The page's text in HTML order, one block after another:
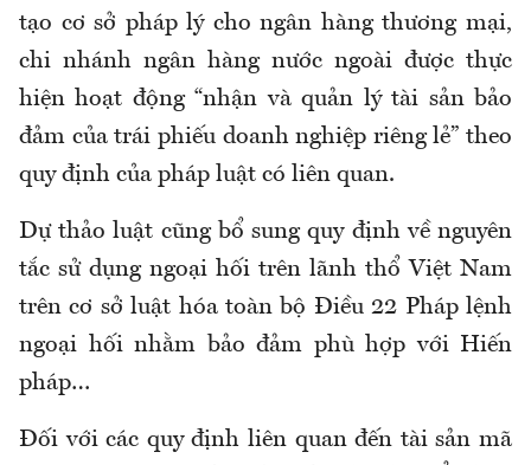
tạo cơ sở pháp lý cho ngân hàng thương mại,
chi nhánh ngân hàng nước ngoài được thực
hiện hoạt động “nhận và quản lý tài sản bảo
đảm của trái phiếu doanh nghiệp riêng lẻ” theo
quy định của pháp luật có liên quan.
Dự thảo luật cũng bổ sung quy định về nguyên
tắc sử dụng ngoại hối trên lãnh thổ Việt Nam
trên cơ sở luật hóa toàn bộ Điều 22 Pháp lệnh
ngoại hối nhằm bảo đảm phù hợp với Hiến
pháp…
Đối với các quy định liên quan đến tài sản mã